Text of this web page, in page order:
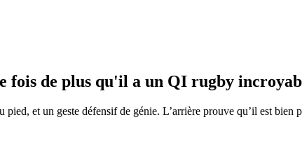
fois de plus qu'il a un QI rugby
et un geste défensif de génie. L’arrière prouve qu’il est